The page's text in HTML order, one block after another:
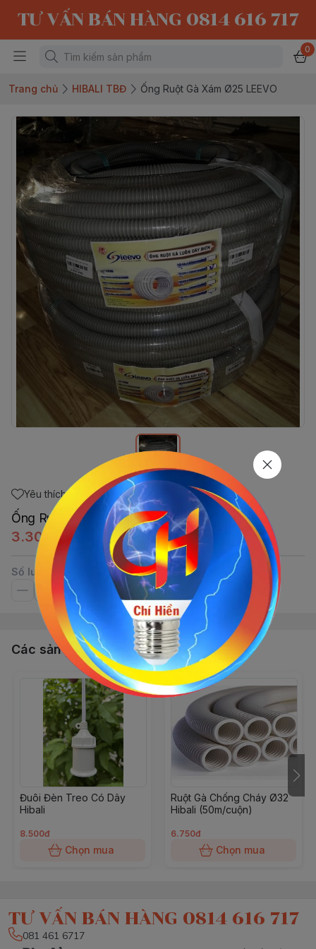
TƯ VẤN BÁN HÀNG 0814 616 717
0
Trang chủ HIBALI TBĐ Ống Ruột Gà Xám Ø25 LEEVO
Yêu thích
Ống Ruột Gà Xám Ø25 LEEVO
3.300đ
Số lượng
Các sản phẩm, dịch vụ khác
Đuôi Đèn Treo Có Dây
Hibali
8.500đ
Chọn mua
Ruột Gà Chống Cháy Ø32
Hibali (50m/cuộn)
6.750đ
Chọn mua
TƯ VẤN BÁN HÀNG 0814 616 717
081 461 6717